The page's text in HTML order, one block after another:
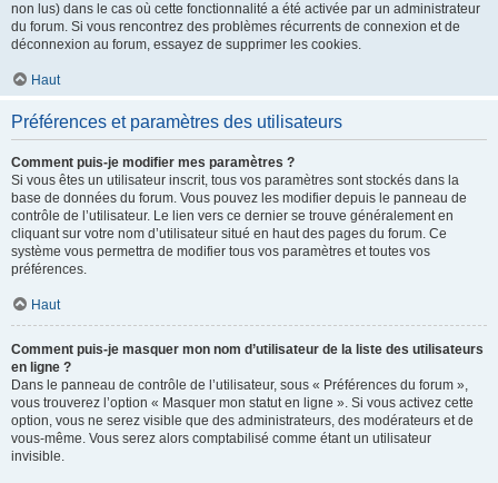
non lus) dans le cas où cette fonctionnalité a été activée par un administrateur
du forum. Si vous rencontrez des problèmes récurrents de connexion et de
déconnexion au forum, essayez de supprimer les cookies.
Haut
Préférences et paramètres des utilisateurs
Comment puis-je modifier mes paramètres ?
Si vous êtes un utilisateur inscrit, tous vos paramètres sont stockés dans la
base de données du forum. Vous pouvez les modifier depuis le panneau de
contrôle de l’utilisateur. Le lien vers ce dernier se trouve généralement en
cliquant sur votre nom d’utilisateur situé en haut des pages du forum. Ce
système vous permettra de modifier tous vos paramètres et toutes vos
préférences.
Haut
Comment puis-je masquer mon nom d’utilisateur de la liste des utilisateurs
en ligne ?
Dans le panneau de contrôle de l’utilisateur, sous « Préférences du forum »,
vous trouverez l’option « Masquer mon statut en ligne ». Si vous activez cette
option, vous ne serez visible que des administrateurs, des modérateurs et de
vous-même. Vous serez alors comptabilisé comme étant un utilisateur
invisible.